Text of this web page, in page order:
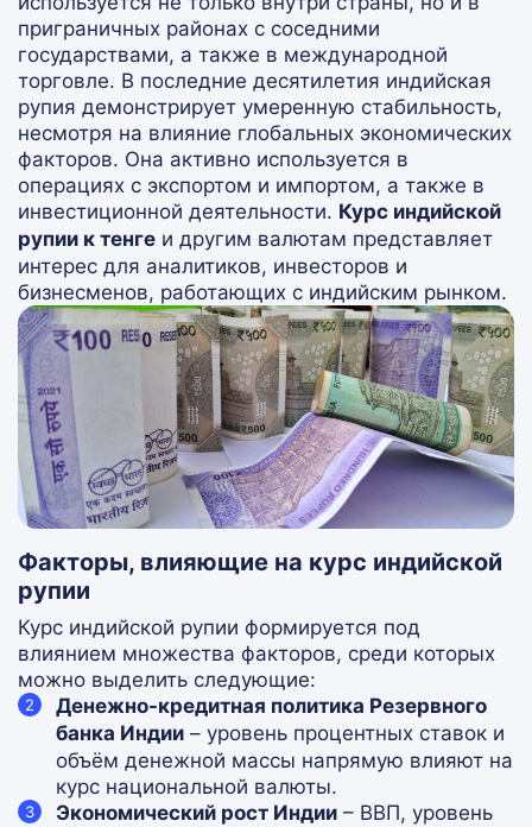
приграничных районах с соседними
государствами, а также в международной
торговле. В последние десятилетия индийская
рупия демонстрирует умеренную стабильность,
несмотря на влияние глобальных экономических
факторов. Она активно используется в
операциях с экспортом и импортом, а также в
инвестиционной деятельности. Курс индийской
рупии к тенге и другим валютам представляет
интерес для аналитиков, инвесторов и
бизнесменов, работающих с индийским рынком.
Факторы, влияющие на курс индийской
рупии
Курс индийской рупии формируется под
влиянием множества факторов, среди которых
можно выделить следующие:
Денежно-кредитная политика Резервного
банка Индии – уровень процентных ставок и
объём денежной массы напрямую влияют на
курс национальной валюты.
Экономический рост Индии – ВВП, уровень